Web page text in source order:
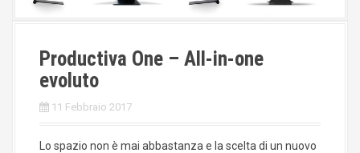
Productiva One – All-in-one
evoluto
11 Febbraio 2017
Lo spazio non è mai abbastanza e la scelta di un nuovo